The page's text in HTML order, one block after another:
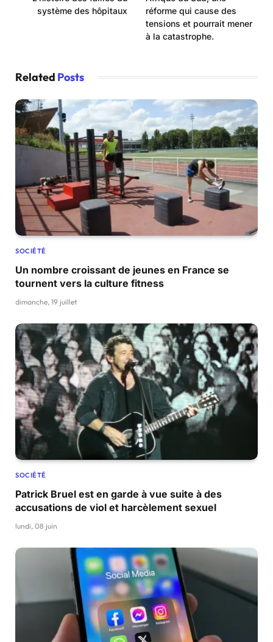
système des hôpitaux
réforme qui cause des
tensions et pourrait mener
à la catastrophe.
Related Posts
SOCIÉTÉ
Un nombre croissant de jeunes en France se
tournent vers la culture fitness
dimanche, 19 juillet
SOCIÉTÉ
Patrick Bruel est en garde à vue suite à des
accusations de viol et harcèlement sexuel
lundi, 08 juin